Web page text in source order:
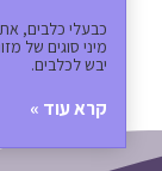
כבעלי כלבים,
מיני סוגים של
יבש לכלבים.
קרא עוד »